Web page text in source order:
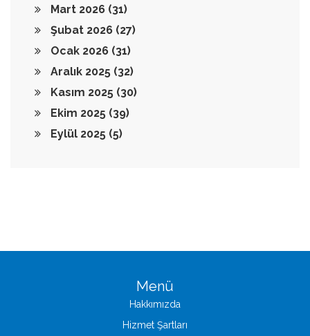
Mart 2026 (31)
Şubat 2026 (27)
Ocak 2026 (31)
Aralık 2025 (32)
Kasım 2025 (30)
Ekim 2025 (39)
Eylül 2025 (5)
Menü
Hakkımızda
Hizmet Şartları